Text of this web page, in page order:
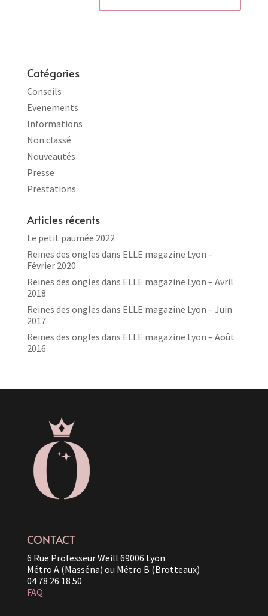
Catégories
Conseils
Evenements
Informations
Non classé
Nouveautés
Presse
Prestations
Articles récents
Le petit paumée 2022
Reines des ongles dans ELLE magazine Lyon –
Février 2020
Reines des ongles dans ELLE magazine Lyon – Avril
2018
Reines des ongles dans ELLE magazine Lyon – Juin
2017
Reines des ongles dans ELLE magazine Lyon – Août
2016
CONTACT
6 Rue Professeur Weill 69006 Lyon
Métro A (Masséna) ou Métro B (Brotteaux)
04 78 26 18 50
FAQ